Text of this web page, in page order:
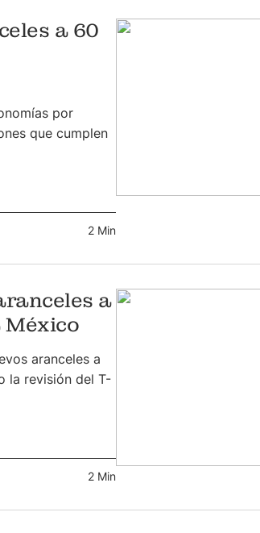
a 60
por
que cumplen
2 Min
a
aranceles a
la revisión del T-
2 Min